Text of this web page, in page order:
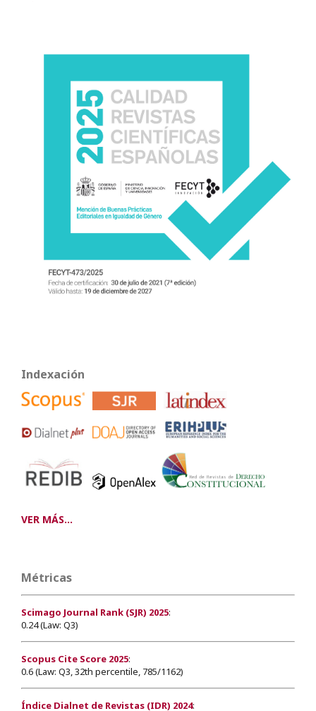
Indexación
VER MÁS...
Métricas
Scimago Journal Rank (SJR) 2025:
0.24 (Law: Q3)
Scopus Cite Score 2025:
0.6 (Law: Q3, 32th percentile, 785/1162)
Índice Dialnet de Revistas (IDR) 2024: